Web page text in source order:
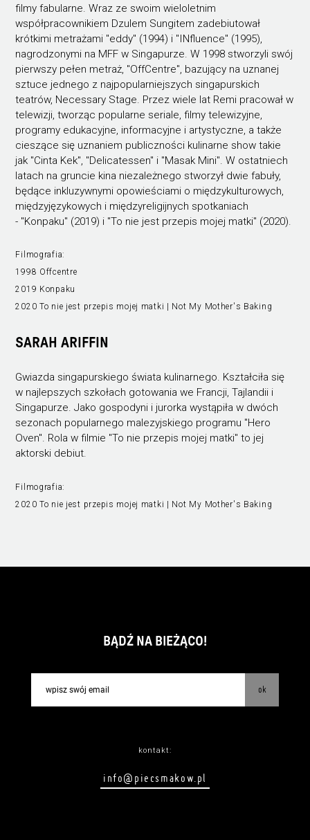
filmy fabularne. Wraz ze swoim wieloletnim
współpracownikiem Dzulem Sungitem zadebiutował
krótkimi metrażami "eddy" (1994) i "INfluence" (1995),
nagrodzonymi na MFF w Singapurze. W 1998 stworzyli swój
pierwszy pełen metraż, "OffCentre", bazujący na uznanej
sztuce jednego z najpopularniejszych singapurskich
teatrów, Necessary Stage. Przez wiele lat Remi pracował w
telewizji, tworząc popularne seriale, filmy telewizyjne,
programy edukacyjne, informacyjne i artystyczne, a także
cieszące się uznaniem publiczności kulinarne show takie
jak "Cinta Kek", "Delicatessen" i "Masak Mini". W ostatniech
latach na gruncie kina niezależnego stworzył dwie fabuły,
będące inkluzywnymi opowieściami o międzykulturowych,
międzyjęzykowych i międzyreligijnych spotkaniach
- "Konpaku" (2019) i "To nie jest przepis mojej matki" (2020).
Filmografia:
1998 Offcentre
2019 Konpaku
2020 To nie jest przepis mojej matki | Not My Mother's Baking
SARAH ARIFFIN
Gwiazda singapurskiego świata kulinarnego. Kształciła się
w najlepszych szkołach gotowania we Francji, Tajlandii i
Singapurze. Jako gospodyni i jurorka wystąpiła w dwóch
sezonach popularnego malezyjskiego programu "Hero
Oven". Rola w filmie "To nie przepis mojej matki" to jej
aktorski debiut.
Filmografia:
2020 To nie jest przepis mojej matki | Not My Mother's Baking
BĄDŹ NA BIEŻĄCO!
ok
kontakt:
info@piecsmakow.pl